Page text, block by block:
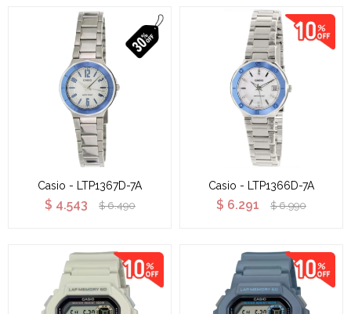
Casio - LTP1367D-7A
$ 4.543 $ 6.490
Casio - LTP1366D-7A
$ 6.291 $ 6.990